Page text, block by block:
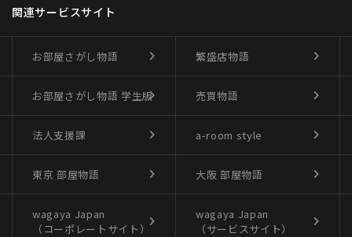
関連サービスサイト
お部屋さがし物語 繁盛店物語
お部屋さがし物語 学生版 売買物語
法人支援課 a-room style
東京 部屋物語 大阪 部屋物語
wagaya Japan
（コーポレートサイト）
wagaya Japan
（サービスサイト）